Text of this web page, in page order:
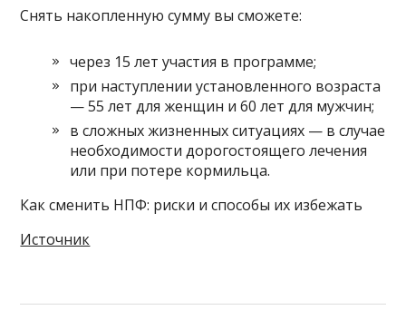
Снять накопленную сумму вы сможете:
через 15 лет участия в программе;
при наступлении установленного возраста
— 55 лет для женщин и 60 лет для мужчин;
в сложных жизненных ситуациях — в случае
необходимости дорогостоящего лечения
или при потере кормильца.
Как сменить НПФ: риски и способы их избежать
Источник